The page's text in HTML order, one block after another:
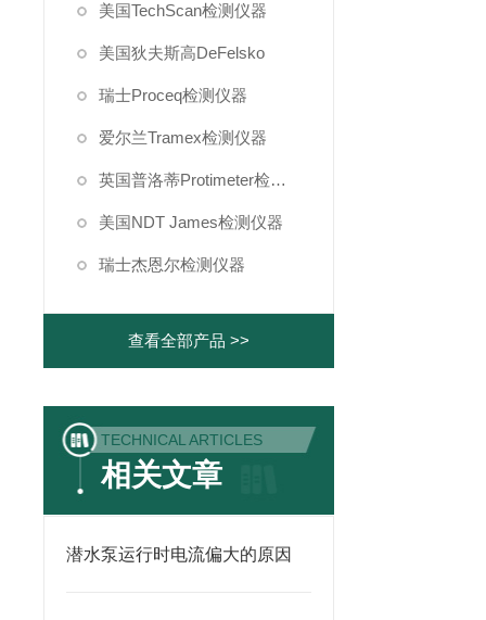
美国TechScan检测仪器
美国狄夫斯高DeFelsko
瑞士Proceq检测仪器
爱尔兰Tramex检测仪器
英国普洛蒂Protimeter检测仪器
美国NDT James检测仪器
瑞士杰恩尔检测仪器
查看全部产品 >>
TECHNICAL ARTICLES
相关文章
潜水泵运行时电流偏大的原因